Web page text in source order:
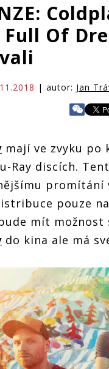
Full Of
| autor: Jan
mají ve zvyku po
Ray discích.
promítání
pouze
mít možnost
do kina ale má